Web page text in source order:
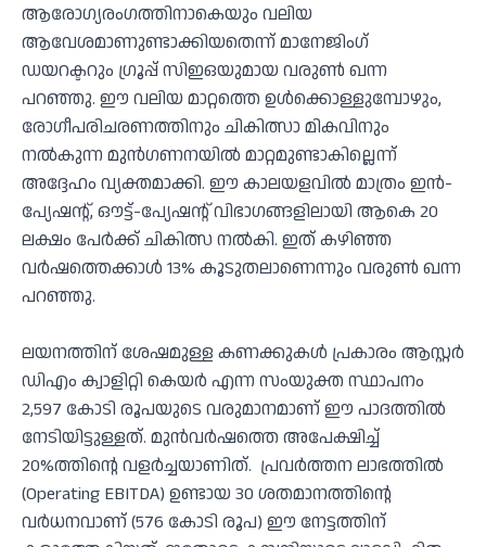
ആരോഗ്യരംഗത്തിനാകെയും വലിയ
ആവേശമാണുണ്ടാക്കിയതെന്ന് മാനേജിംഗ്
ഡയറക്ടറും ഗ്രൂപ്പ് സിഇഒയുമായ വരുൺ ഖന്ന
പറഞ്ഞു. ഈ വലിയ മാറ്റത്തെ ഉൾക്കൊള്ളുമ്പോഴും,
രോഗീപരിചരണത്തിനും ചികിത്സാ മികവിനും
നൽകുന്ന മുൻഗണനയിൽ മാറ്റമുണ്ടാകില്ലെന്ന്
അദ്ദേഹം വ്യക്തമാക്കി. ഈ കാലയളവിൽ മാത്രം ഇൻ-
പ്യേഷന്റ്, ഔട്ട്-പ്യേഷന്റ് വിഭാഗങ്ങളിലായി ആകെ 20
ലക്ഷം പേർക്ക് ചികിത്സ നൽകി. ഇത് കഴിഞ്ഞ
വർഷത്തെക്കാൾ 13% കൂടുതലാണെന്നും വരുൺ ഖന്ന
പറഞ്ഞു.
ലയനത്തിന് ശേഷമുള്ള കണക്കുകൾ പ്രകാരം ആസ്റ്റർ
ഡിഎം ക്വാളിറ്റി കെയർ എന്ന സംയുക്ത സ്ഥാപനം
2,597 കോടി രൂപയുടെ വരുമാനമാണ് ഈ പാദത്തിൽ
നേടിയിട്ടുള്ളത്. മുൻവർഷത്തെ അപേക്ഷിച്ച്
20%ത്തിന്റെ വളർച്ചയാണിത്. പ്രവർത്തന ലാഭത്തിൽ
(Operating EBITDA) ഉണ്ടായ 30 ശതമാനത്തിന്റെ
വർധനവാണ് (576 കോടി രൂപ) ഈ നേട്ടത്തിന്